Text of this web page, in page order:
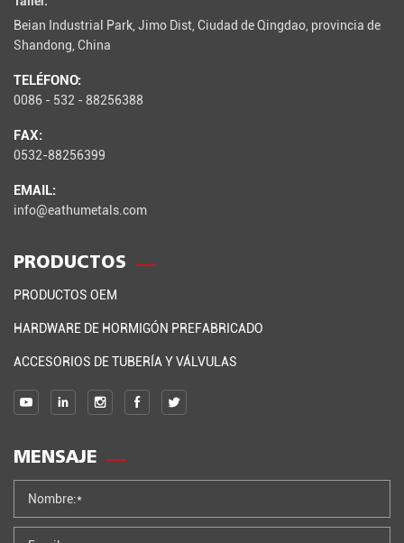
Beian Industrial Park, Jimo Dist, Ciudad de Qingdao, provincia de
Shandong, China
TELÉFONO:
0086 - 532 - 88256388
FAX:
0532-88256399
EMAIL:
info@eathumetals.com
PRODUCTOS
PRODUCTOS OEM
HARDWARE DE HORMIGÓN PREFABRICADO
ACCESORIOS DE TUBERÍA Y VÁLVULAS
MENSAJE